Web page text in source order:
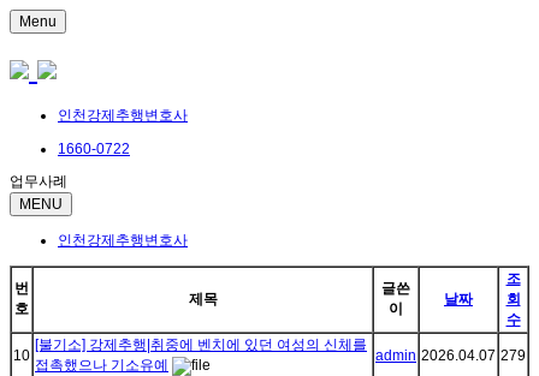
Menu
인천강제추행변호사
1660-0722
업무사례
MENU
인천강제추행변호사
번
호
제목
글쓴
이
날짜
조
회
수
10
[불기소] 강제추행|취중에 벤치에 있던 여성의 신체를
접촉했으나 기소유예
admin 2026.04.07 279